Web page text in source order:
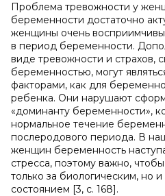
Проблема тревожности у
беременности достаточно
женщины очень
в период беременности.
виде тревожности и страхов,
беременностью, могут
факторами, как для
ребенка. Они нарушают
«доминанту беременности»,
нормальное течение
послеродового периода. В
женщин беременность
стресса, поэтому важно,
только за биологическим, но
состоянием [3, с. 168].